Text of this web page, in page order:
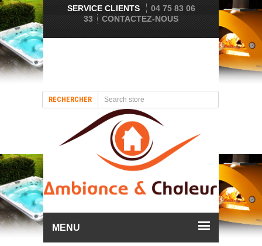
SERVICE CLIENTS
04 75 83 06
33
CONTACTEZ-NOUS
RECHERCHER
MENU